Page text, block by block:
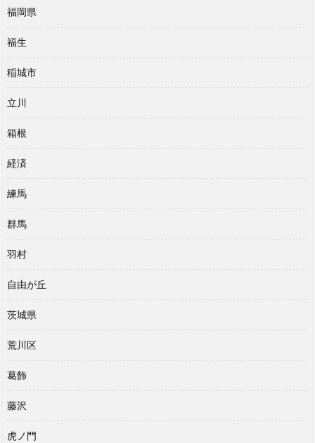
福岡県
福生
稲城市
立川
箱根
経済
練馬
群馬
羽村
自由が丘
茨城県
荒川区
葛飾
藤沢
虎ノ門